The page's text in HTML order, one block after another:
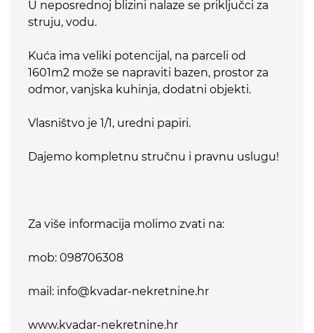
U neposrednoj blizini nalaze se priključci za
struju, vodu.
Kuća ima veliki potencijal, na parceli od
1601m2 može se napraviti bazen, prostor za
odmor, vanjska kuhinja, dodatni objekti.
Vlasništvo je 1/1, uredni papiri.
Dajemo kompletnu stručnu i pravnu uslugu!
Za više informacija molimo zvati na:
mob: 098706308
mail: info@kvadar-nekretnine.hr
www.kvadar-nekretnine.hr